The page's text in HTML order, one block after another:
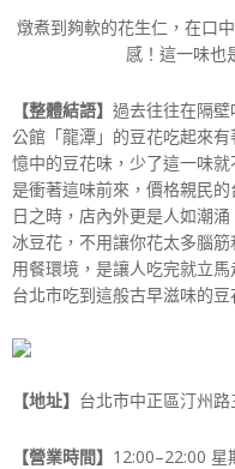
燉煮到夠軟的花生仁，在口
感！這一味也
【整體結語】 過去往往在隔壁
公館「龍潭」的豆花吃起來
憶中的豆花味，少了這一味
是衝著這味前來，價格親民
日之時，店內外更是人如潮
冰豆花，不用讓你花太多腦
用餐環境，是讓人吃完就立
台北市吃到這般古早滋味的豆
【地址】 台北市中正區汀州
【營業時間】 12:00–22:00 星